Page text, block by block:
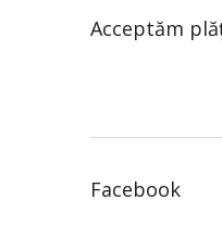
Acceptăm
Facebook